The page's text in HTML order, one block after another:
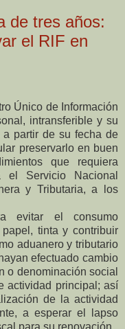
de tres años:
el RIF en
Único de Información
intransferible y su
partir de su fecha de
preservarlo en buen
que requiera
el Servicio Nacional
y Tributaria, a los
evitar el consumo
tinta y contribuir
aduanero y tributario
efectuado cambio
o denominación social
actividad principal; así
de la actividad
a esperar el lapso
para su renovación.